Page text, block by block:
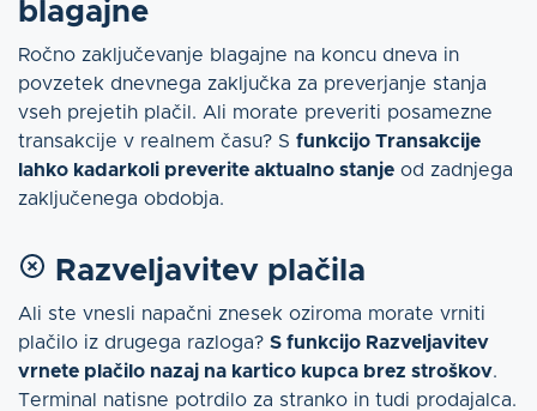
blagajne
Ročno zaključevanje blagajne na koncu dneva in
povzetek dnevnega zaključka za preverjanje stanja
vseh prejetih plačil. Ali morate preveriti posamezne
transakcije v realnem času? S funkcijo Transakcije
lahko kadarkoli preverite aktualno stanje od zadnjega
zaključenega obdobja.
Razveljavitev plačila
Ali ste vnesli napačni znesek oziroma morate vrniti
plačilo iz drugega razloga? S funkcijo Razveljavitev
vrnete plačilo nazaj na kartico kupca brez stroškov.
Terminal natisne potrdilo za stranko in tudi prodajalca.